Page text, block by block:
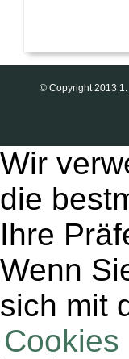
© Copyright 2013
Wir
die
Ihre
Wenn
sich mit
Cookies